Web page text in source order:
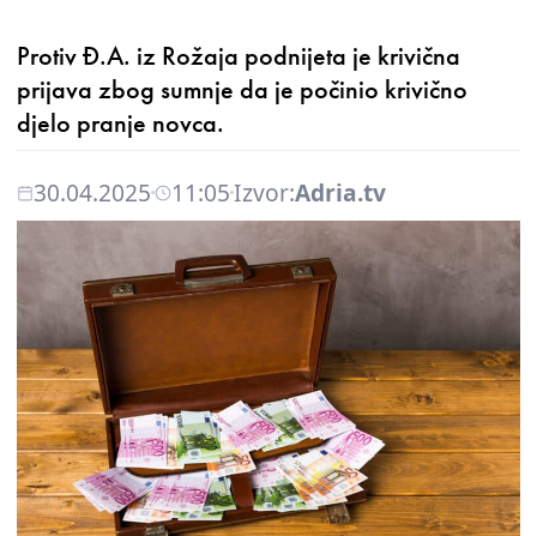
Protiv Đ.A. iz Rožaja podnijeta je krivična
prijava zbog sumnje da je počinio krivično
djelo pranje novca.
30.04.2025 11:05Izvor:Adria.tv